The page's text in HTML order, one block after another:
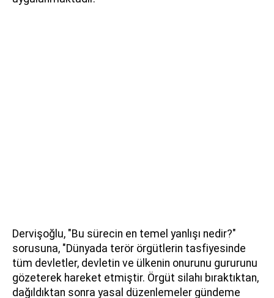
Dervişoğlu, "Bu sürecin en temel yanlışı nedir?"
sorusuna, "Dünyada terör örgütlerin tasfiyesinde
tüm devletler, devletin ve ülkenin onurunu gururunu
gözeterek hareket etmiştir. Örgüt silahı bıraktıktan,
dağıldıktan sonra yasal düzenlemeler gündeme